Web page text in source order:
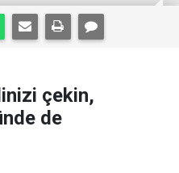
çekin,
de